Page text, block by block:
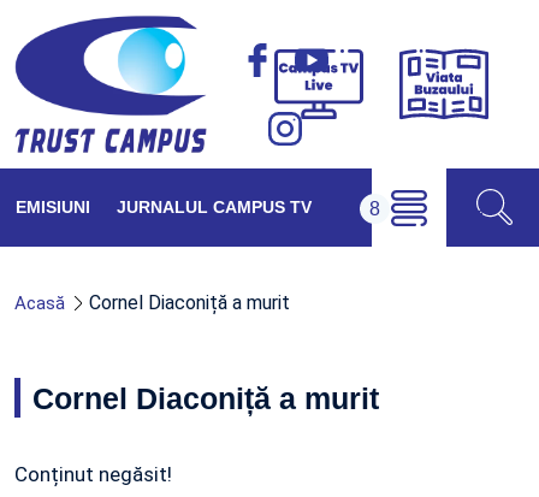
Campus
Viața
EMISIUNI JURNALUL CAMPUS TV
Acasă Cornel Diaconiță a murit
Cornel Diaconiță a murit
Conținut negăsit!